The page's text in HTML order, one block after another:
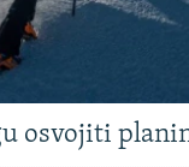
osvojiti